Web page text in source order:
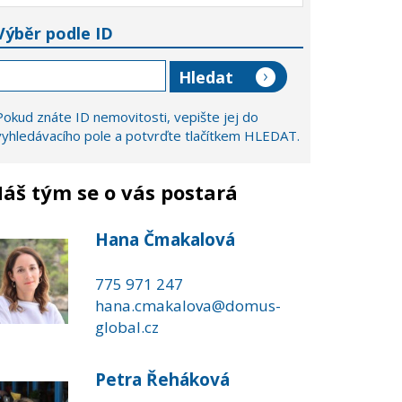
podle ID
znáte ID nemovitosti, vepište jej do
pole a potvrďte tlačítkem HLEDAT.
tým se o vás postará
Hana Čmakalová
775 971 247
hana.cmakalova@domus-
global.cz
Petra Řeháková